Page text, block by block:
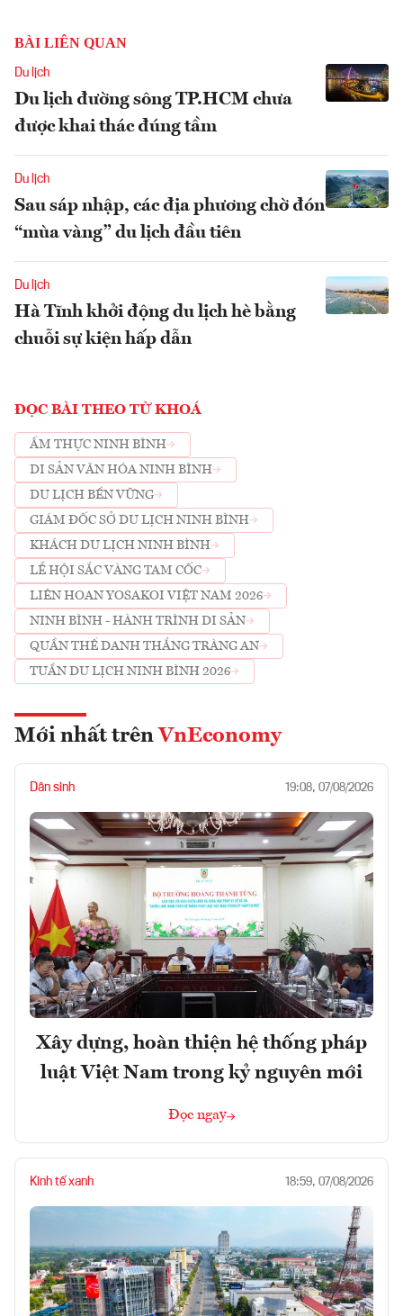
BÀI LIÊN QUAN
Du lịch
Du lịch đường sông TP.HCM chưa
được khai thác đúng tầm
Du lịch
Sau sáp nhập, các địa phương chờ đón
“mùa vàng” du lịch đầu tiên
Du lịch
Hà Tĩnh khởi động du lịch hè bằng
chuỗi sự kiện hấp dẫn
ĐỌC BÀI THEO TỪ KHOÁ
ẨM THỰC NINH BÌNH
DI SẢN VĂN HÓA NINH BÌNH
DU LỊCH BỀN VỮNG
GIÁM ĐỐC SỞ DU LỊCH NINH BÌNH
KHÁCH DU LỊCH NINH BÌNH
LỄ HỘI SẮC VÀNG TAM CỐC
LIÊN HOAN YOSAKOI VIỆT NAM 2026
NINH BÌNH - HÀNH TRÌNH DI SẢN
QUẦN THỂ DANH THẮNG TRÀNG AN
TUẦN DU LỊCH NINH BÌNH 2026
Mới nhất trên VnEconomy
Dân sinh 19:08, 07/08/2026
Xây dựng, hoàn thiện hệ thống pháp
luật Việt Nam trong kỷ nguyên mới
Đọc ngay
Kinh tế xanh 18:59, 07/08/2026